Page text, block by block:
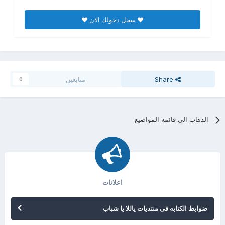
♥ سجل دخولك الان ♥
Share متابعين 0
الذهاب الي قائمه المواضيع
اعلانات
ضوابط الكتابه فى منتديات ياللا يا شباب